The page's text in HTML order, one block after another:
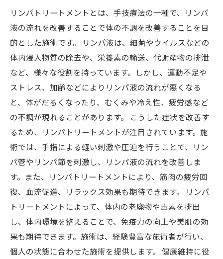
リンパトリートメントとは、手技療法の一種で、リンパ
液の流れを改善することで体の不調を改善することを目
的とした施術です。 リンパ液は、細菌やウイルスなどの
体内浸入物質の除去や、栄養素の輸送、代謝産物の排泄
など、様々な役割を持っています。しかし、運動不足や
ストレス、加齢などによりリンパ液の流れが悪くなる
と、体がだるくなったり、むくみや冷え性、疲労感など
の不調が現れることがあります。 こうした症状を改善す
るため、リンパトリートメントが注目されています。施
術では、手指による軽い刺激や圧迫を行うことで、リン
パ管やリンパ節を刺激し、リンパ液の流れを改善しま
す。また、リンパトリートメントにより、筋肉の疲労回
復、血流促進、リラックス効果も期待できます。 リンパ
トリートメントによって、体内の老廃物や毒素を排出
し、体内環境を整えることで、免疫力の向上や美肌の効
果も期待できます。施術は、経験豊富な施術者が行い、
個人の状態に合わせた施術を提供します。 健康維持に役